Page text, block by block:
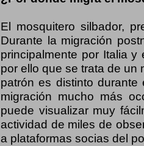
El mosquitero silbador,
Durante la migración
principalmente por Italia
por ello que se trata de un
patrón es distinto
migración mucho más
puede visualizar muy
actividad de miles de
a plataformas socias del